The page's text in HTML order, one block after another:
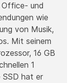
Office- und
wie
von Musik,
Mit seinem
16 GB
1
hat er